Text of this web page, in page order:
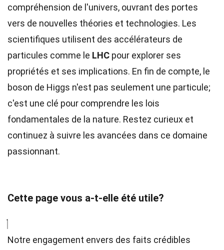
compréhension de l'univers, ouvrant des portes
vers de nouvelles théories et technologies. Les
scientifiques utilisent des accélérateurs de
particules comme le LHC pour explorer ses
propriétés et ses implications. En fin de compte, le
boson de Higgs n'est pas seulement une particule;
c'est une clé pour comprendre les lois
fondamentales de la nature. Restez curieux et
continuez à suivre les avancées dans ce domaine
passionnant.
Cette page vous a-t-elle été utile?
Notre engagement envers des faits crédibles